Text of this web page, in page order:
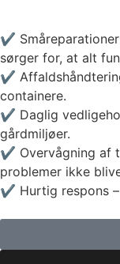
✔️
sørger for, at alt
✔️
containere.
✔️ Daglig
gårdmiljøer.
✔️ Overvågning af
problemer ikke
✔️ Hurtig respons –